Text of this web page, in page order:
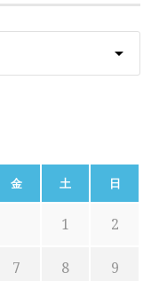
金 土 日
1 2
7 8 9